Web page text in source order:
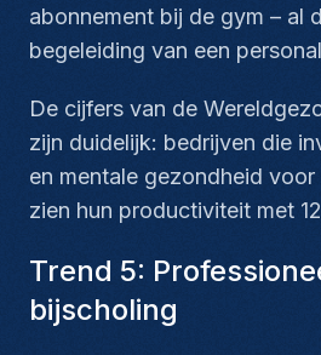
abonnement bij de gym – al
begeleiding van een
De cijfers van de
zijn duidelijk: bedrijven die
en mentale gezondheid
zien hun productiviteit met
Trend 5:
bijscholing